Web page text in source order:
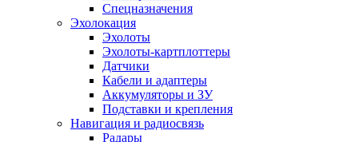
Спецназначения
Эхолокация
Эхолоты
Эхолоты-картплоттеры
Датчики
Кабели и адаптеры
Аккумуляторы и ЗУ
Подставки и крепления
Навигация и радиосвязь
Радары